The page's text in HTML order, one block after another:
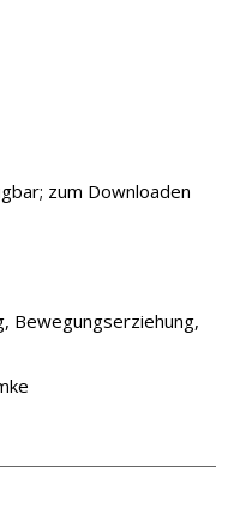
zum Downloaden
, Bewegungserziehung,
dieser Beteiligten Person